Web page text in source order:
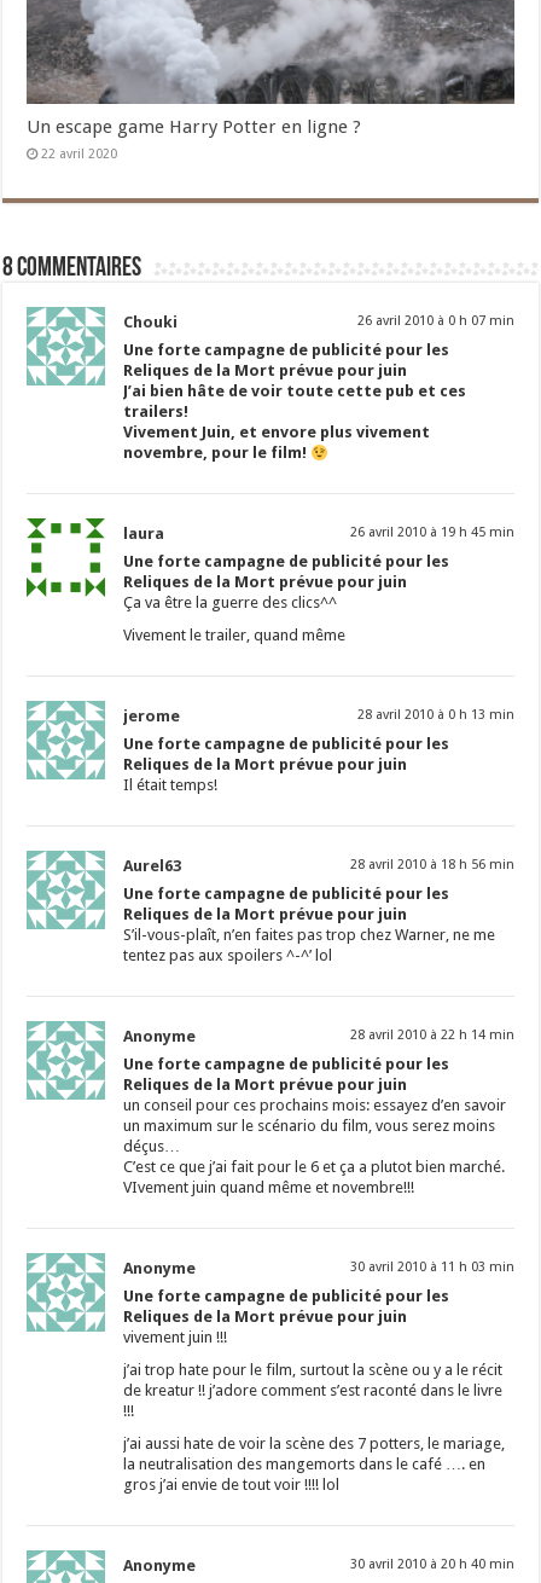
Un escape game Harry Potter en ligne ?
22 avril 2020
8 commentaires
Chouki 26 avril 2010 à 0 h 07 min
Une forte campagne de publicité pour les
Reliques de la Mort prévue pour juin
J’ai bien hâte de voir toute cette pub et ces
trailers!
Vivement Juin, et envore plus vivement
novembre, pour le film!
laura 26 avril 2010 à 19 h 45 min
Une forte campagne de publicité pour les
Reliques de la Mort prévue pour juin
Ça va être la guerre des clics^^
Vivement le trailer, quand même
jerome 28 avril 2010 à 0 h 13 min
Une forte campagne de publicité pour les
Reliques de la Mort prévue pour juin
Il était temps!
Aurel63 28 avril 2010 à 18 h 56 min
Une forte campagne de publicité pour les
Reliques de la Mort prévue pour juin
S’il-vous-plaît, n’en faites pas trop chez Warner, ne me
tentez pas aux spoilers ^-^’ lol
Anonyme 28 avril 2010 à 22 h 14 min
Une forte campagne de publicité pour les
Reliques de la Mort prévue pour juin
un conseil pour ces prochains mois: essayez d’en savoir
un maximum sur le scénario du film, vous serez moins
déçus…
C’est ce que j’ai fait pour le 6 et ça a plutot bien marché.
VIvement juin quand même et novembre!!!
Anonyme 30 avril 2010 à 11 h 03 min
Une forte campagne de publicité pour les
Reliques de la Mort prévue pour juin
vivement juin !!!
j’ai trop hate pour le film, surtout la scène ou y a le récit
de kreatur !! j’adore comment s’est raconté dans le livre
!!!
j’ai aussi hate de voir la scène des 7 potters, le mariage,
la neutralisation des mangemorts dans le café …. en
gros j’ai envie de tout voir !!!! lol
Anonyme 30 avril 2010 à 20 h 40 min